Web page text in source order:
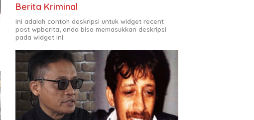
Berita Kriminal
Ini adalah contoh deskripsi untuk widget recent
post wpberita, anda bisa memasukkan deskripsi
pada widget ini.